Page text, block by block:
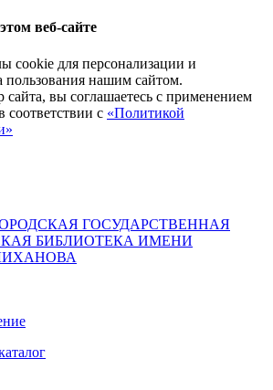
веб-сайте
cookie для персонализации и
пользования нашим сайтом.
вы соглашаетесь с применением
с «Политикой
ГОСУДАРСТВЕННАЯ
БИБЛИОТЕКА ИМЕНИ